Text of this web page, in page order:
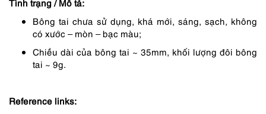
là:
150,000 ₫.
tại
là:
Tình trạng / Mô tả:
Bông tai chưa sử dụng, khá mới, sáng, sạch, không
có xước – mòn – bạc màu;
Chiều dài của bông tai ~ 35mm, khối lượng đôi bông
tai ~ 9g.
Reference links: